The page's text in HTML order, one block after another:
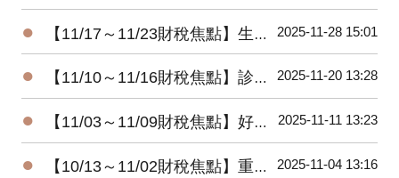
● 【11/17～11/23財稅焦點】生前贈房 小心屋主變房客 2025-11-28 15:01
● 【11/10～11/16財稅焦點】診所自費漏報 將補稅加罰 2025-11-20 13:28
● 【11/03～11/09財稅焦點】好野人收入，股利占四成 2025-11-11 13:23
● 【10/13～11/02財稅焦點】重購退稅，注意五年限制 2025-11-04 13:16